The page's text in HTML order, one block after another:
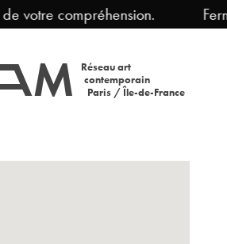
compréhension.
Réseau art
contemporain
Paris / Île-de-France